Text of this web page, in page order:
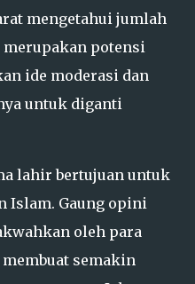
mengetahui jumlah
potensi
ide moderasi dan
untuk diganti
lahir bertujuan untuk
Islam. Gaung opini
oleh para
semakin